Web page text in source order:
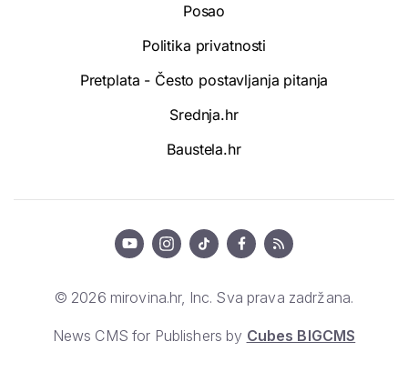
Posao
Politika privatnosti
Pretplata - Često postavljanja pitanja
Srednja.hr
Baustela.hr
© 2026 mirovina.hr, Inc. Sva prava zadržana.
News CMS for Publishers by Cubes BIGCMS